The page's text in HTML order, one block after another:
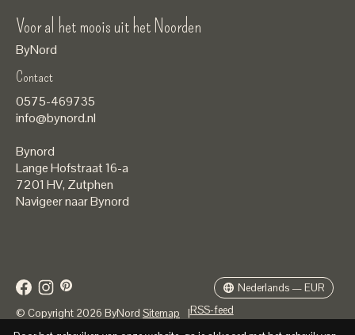
Voor al het moois uit het Noorden
ByNord
Contact
0575-469735
info@bynord.nl
Bynord
Lange Hofstraat 16-a
7201 HV, Zutphen
Navigeer naar Bynord
© Copyright 2026 ByNord Sitemap |RSS-feed
Nederlands — EUR